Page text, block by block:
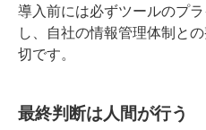
導入前には必ずツールのプ
し、自社の情報管理体制と
切です。
最終判断は人間が行う